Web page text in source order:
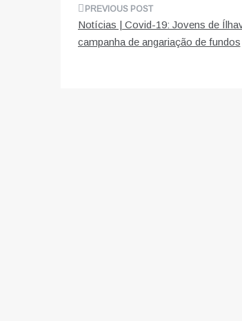
Navegação
de
Notícias | Covid-19: Jovens de
campanha de angariação de fundos